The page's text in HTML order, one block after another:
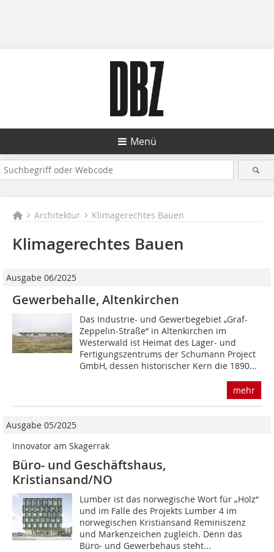
Menü
Architektur Klimagerechtes Bauen
Klimagerechtes Bauen
Ausgabe 06/2025
Gewerbehalle, Altenkirchen
Das Industrie- und Gewerbegebiet „Graf-
Zeppelin-Straße“ in Altenkirchen im
Westerwald ist Heimat des Lager- und
Fertigungszentrums der Schumann Project
GmbH, dessen historischer Kern die 1890...
mehr
Ausgabe 05/2025
Innovator am Skagerrak
Büro- und Geschäftshaus,
Kristiansand/NO
Lumber ist das norwegische Wort für „Holz“
und im Falle des Projekts Lumber 4 im
norwegischen Kristiansand Reminiszenz
und Markenzeichen zugleich. Denn das
Büro- und Gewerbehaus steht...